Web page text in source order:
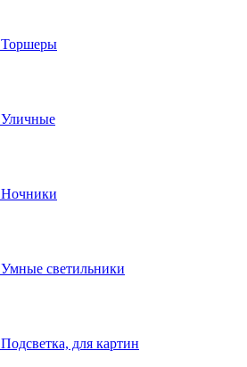
Торшеры
Уличные
Ночники
Умные светильники
Подсветка, для картин